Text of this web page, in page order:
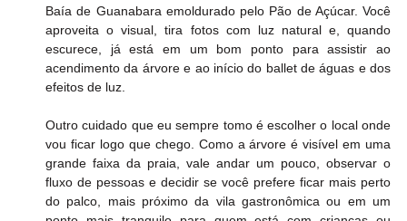
Baía de Guanabara emoldurado pelo Pão de Açúcar. Você
aproveita o visual, tira fotos com luz natural e, quando
escurece, já está em um bom ponto para assistir ao
acendimento da árvore e ao início do ballet de águas e dos
efeitos de luz.
Outro cuidado que eu sempre tomo é escolher o local onde
vou ficar logo que chego. Como a árvore é visível em uma
grande faixa da praia, vale andar um pouco, observar o
fluxo de pessoas e decidir se você prefere ficar mais perto
do palco, mais próximo da vila gastronômica ou em um